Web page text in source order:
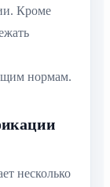
Кроме
нормам.
несколько